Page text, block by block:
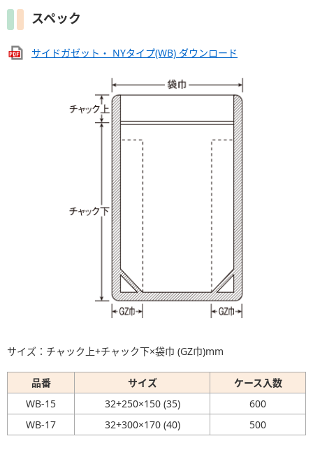
スペック
サイドガゼット・ NYタイプ(WB) ダウンロード
サイズ：チャック上+チャック下×袋巾 (GZ巾)mm
品番 サイズ
ケース入数
WB-15
32+250×150 (35)
600
WB-17
32+300×170 (40) 500